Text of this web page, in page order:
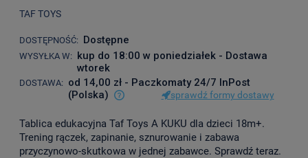
TAF TOYS
DOSTĘPNOŚĆ: Dostępne
WYSYŁKA W: kup do 18:00 w poniedziałek - Dostawa
wtorek
DOSTAWA: od 14,00 zł - Paczkomaty 24/7 InPost
(Polska)
sprawdź formy dostawy
Tablica edukacyjna Taf Toys A KUKU dla dzieci 18m+.
Trening rączek, zapinanie, sznurowanie i zabawa
przyczynowo-skutkowa w jednej zabawce. Sprawdź teraz.